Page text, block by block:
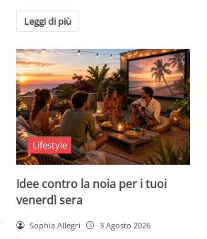
Leggi di più
Lifestyle
Idee contro la noia per i tuoi
venerdì sera
Sophia Allegri 3 Agosto 2026